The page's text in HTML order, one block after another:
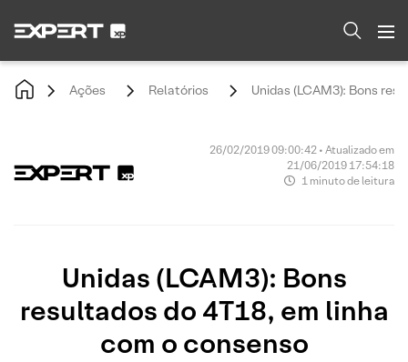
Ações Relatórios Unidas (LCAM3): Bons
26/02/2019 09:00:42 • Atualizado em
21/06/2019 17:54:18
1 minuto de leitura
Unidas (LCAM3): Bons
resultados do 4T18, em linha
com o consenso